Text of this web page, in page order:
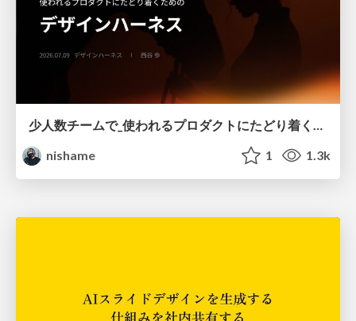
少人数チームで_使われるプロダクトにたどり着くための_デザインハーネス.pdf
nishame
1 1.3k